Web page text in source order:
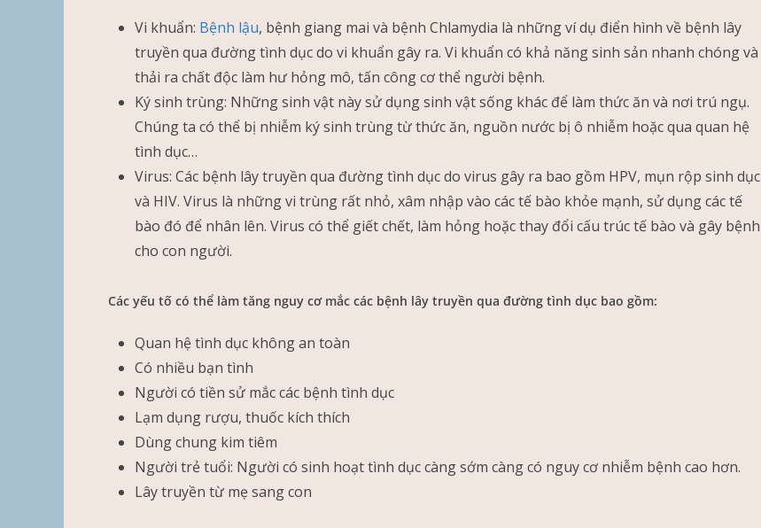
Vi khuẩn: Bệnh lậu, bệnh giang mai và bệnh Chlamydia là những ví dụ điển hình về bệnh lây
truyền qua đường tình dục do vi khuẩn gây ra. Vi khuẩn có khả năng sinh sản nhanh chóng và
thải ra chất độc làm hư hỏng mô, tấn công cơ thể người bệnh.
Ký sinh trùng: Những sinh vật này sử dụng sinh vật sống khác để làm thức ăn và nơi trú ngụ.
Chúng ta có thể bị nhiễm ký sinh trùng từ thức ăn, nguồn nước bị ô nhiễm hoặc qua quan hệ
tình dục…
Virus: Các bệnh lây truyền qua đường tình dục do virus gây ra bao gồm HPV, mụn rộp sinh dục
và HIV. Virus là những vi trùng rất nhỏ, xâm nhập vào các tế bào khỏe mạnh, sử dụng các tế
bào đó để nhân lên. Virus có thể giết chết, làm hỏng hoặc thay đổi cấu trúc tế bào và gây bệnh
cho con người.
Các yếu tố có thể làm tăng nguy cơ mắc các bệnh lây truyền qua đường tình dục bao gồm:
Quan hệ tình dục không an toàn
Có nhiều bạn tình
Người có tiền sử mắc các bệnh tình dục
Lạm dụng rượu, thuốc kích thích
Dùng chung kim tiêm
Người trẻ tuổi: Người có sinh hoạt tình dục càng sớm càng có nguy cơ nhiễm bệnh cao hơn.
Lây truyền từ mẹ sang con